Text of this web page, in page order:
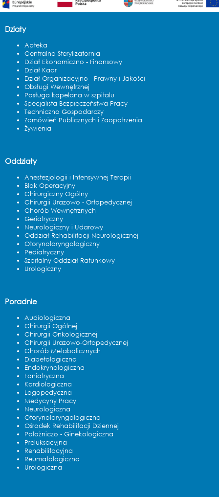
Działy
Apteka
Centralna Sterylizatornia
Dział Ekonomiczno - Finansowy
Dział Kadr
Dział Organizacyjno - Prawny i Jakości
Obsługi Wewnętrznej
Posługa kapelana w szpitalu
Specjalista Bezpieczeństwa Pracy
Techniczno Gospodarczy
Zamówień Publicznych i Zaopatrzenia
Żywienia
Oddziały
Anestezjologii i Intensywnej Terapii
Blok Operacyjny
Chirurgiczny Ogólny
Chirurgii Urazowo - Ortopedycznej
Chorób Wewnętrznych
Geriatryczny
Neurologiczny i Udarowy
Oddział Rehabilitacji Neurologicznej
Otorynolaryngologiczny
Pediatryczny
Szpitalny Oddział Ratunkowy
Urologiczny
Poradnie
Audiologiczna
Chirurgii Ogólnej
Chirurgii Onkologicznej
Chirurgii Urazowo-Ortopedycznej
Chorób Metabolicznych
Diabetologiczna
Endokrynologiczna
Foniatryczna
Kardiologiczna
Logopedyczna
Medycyny Pracy
Neurologiczna
Otorynolaryngologiczna
Ośrodek Rehabilitacji Dziennej
Polożniczo - Ginekologiczna
Preluksacyjna
Rehabilitacyjna
Reumatologiczna
Urologiczna